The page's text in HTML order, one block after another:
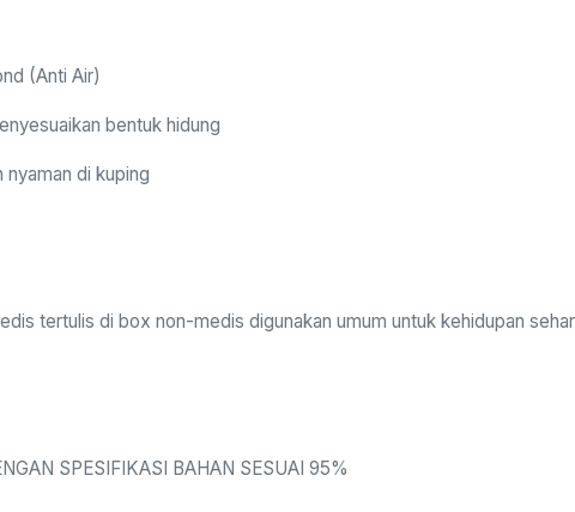
(Anti Air)
bentuk hidung
nyaman di kuping
tertulis di box non-medis digunakan umum untuk kehidupan
SPESIFIKASI BAHAN SESUAI 95%